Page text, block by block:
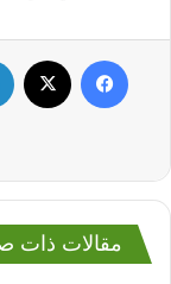
فيسبوك
مقالات ذات